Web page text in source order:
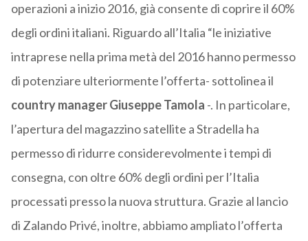
operazioni a inizio 2016, già consente di coprire il 60%
degli ordini italiani. Riguardo all’Italia “le iniziative
intraprese nella prima metà del 2016 hanno permesso
di potenziare ulteriormente l’offerta- sottolinea il
country manager Giuseppe Tamola -. In particolare,
l’apertura del magazzino satellite a Stradella ha
permesso di ridurre considerevolmente i tempi di
consegna, con oltre 60% degli ordini per l’Italia
processati presso la nuova struttura. Grazie al lancio
di Zalando Privé, inoltre, abbiamo ampliato l’offerta